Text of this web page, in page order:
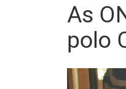
As
polo